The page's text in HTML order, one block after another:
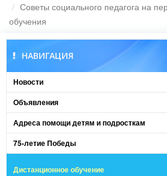
Советы социального педагога на
обучения
НАВИГАЦИЯ
Новости
Объявления
Адреса помощи детям и подросткам
75-летие Победы
Дистанционное обучение